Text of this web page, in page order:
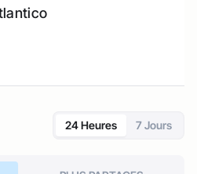
24 Heures 7 Jours